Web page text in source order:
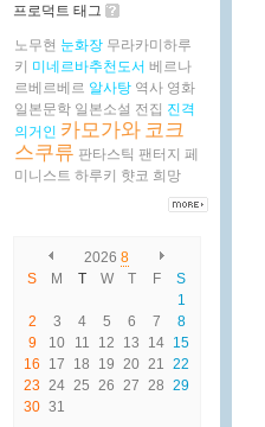
프로덕트 태그
노무현 눈화장 무라카미하루
키 미네르바추천도서 베르나
르베르베르 알사탕 역사 영화
일본문학 일본소설 전집 진격
의거인 카모가와 코크
스쿠류 판타스틱 팬터지 페
미니스트 하루키 햣코 희망
2026 8
S
M T W T F
S
1
2
3 4 5 6 7
8
9
10 11 12 13 14 15
16
17 18 19 20 21
22
23 24 25 26 27 28 29
30 31